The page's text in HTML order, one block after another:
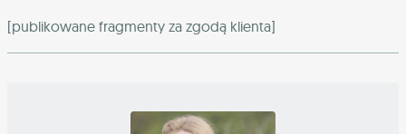
[publikowane fragmenty za zgodą klienta]